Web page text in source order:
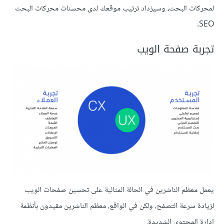
لمحركات البحث، وسيزداد ترتيب موقعك لدى محسنات محركات البحث
SEO.
تجربة صفحة الويب
يعمل معظم الناشرين في الحالة المثالية على تحسين صفحات الويب
لزيادة سرعة التصفح، ولكن في الواقع، معظم الناشرين مقيدون بأنظمة